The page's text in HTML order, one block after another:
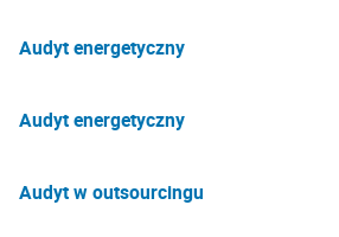
Audyt energetyczny
Audyt energetyczny
Audyt w outsourcingu